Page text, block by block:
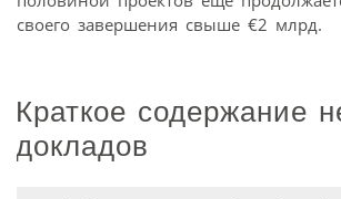
своего завершения свыше €2 млрд.
Краткое содержание
докладов